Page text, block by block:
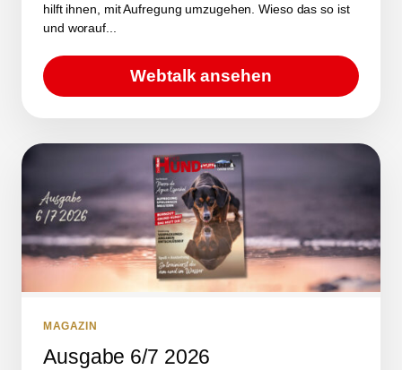
hilft ihnen, mit Aufregung umzugehen. Wieso das so ist
und worauf...
Webtalk ansehen
MAGAZIN
Ausgabe 6/7 2026